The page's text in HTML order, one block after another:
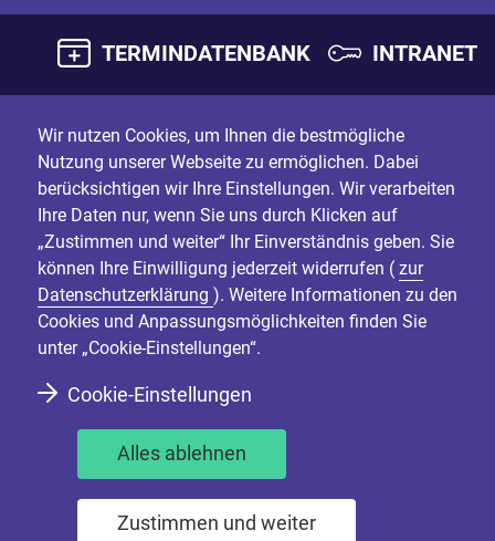
TERMINDATENBANK INTRANET
Wir nutzen Cookies, um Ihnen die bestmögliche
Nutzung unserer Webseite zu ermöglichen. Dabei
berücksichtigen wir Ihre Einstellungen. Wir verarbeiten
Ihre Daten nur, wenn Sie uns durch Klicken auf
„Zustimmen und weiter“ Ihr Einverständnis geben. Sie
können Ihre Einwilligung jederzeit widerrufen ( zur
Datenschutzerklärung ). Weitere Informationen zu den
Cookies und Anpassungsmöglichkeiten finden Sie
unter „Cookie-Einstellungen“.
Cookie-Einstellungen
Alles ablehnen
Zustimmen und weiter